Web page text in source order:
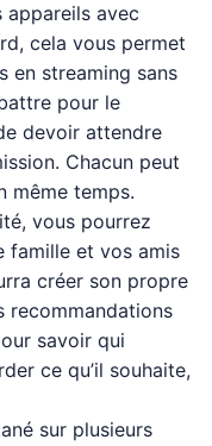
appareils avec
cela vous permet
en streaming sans
pour le
devoir attendre
Chacun peut
même temps.
vous pourrez
famille et vos amis
créer son propre
recommandations
savoir qui
ce qu’il souhaite,
sur plusieurs